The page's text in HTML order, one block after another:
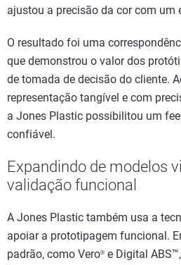
ajustou a precisão da cor com um
O resultado foi uma
que demonstrou o valor dos
de tomada de decisão do cliente.
representação tangível e com
a Jones Plastic possibilitou um
confiável.
Expandindo de modelos
validação funcional
A Jones Plastic também usa a
apoiar a prototipagem funcional.
padrão, como Vero® e Digital